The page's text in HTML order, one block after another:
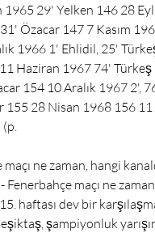
29' Yelken 146 28
Özacar 147 7 Kasım
1966 1' Ehlidil, 25'
Haziran 1967 74'
154 10 Aralık 1967 2',
155 28 Nisan 1968 156
ne zaman, hangi
maçı ne
haftası dev bir
şampiyonluk